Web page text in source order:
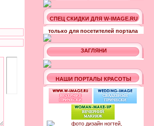
СПЕЦ СКИДКИ ДЛЯ W-IMAGE.RU
только для посетителей портала
ЗАГЛЯНИ
НАШИ ПОРТАЛЫ КРАСОТЫ